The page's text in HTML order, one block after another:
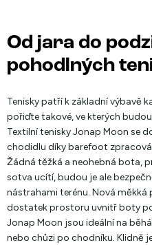
Od jara do
pohodlných
Tenisky patří k základní výbavě
pořiďte takové, ve kterých
Textilní tenisky Jonap Moon se
chodidlu díky barefoot
Žádná těžká a neohebná bota,
sotva ucítí, budou je ale
nástrahami terénu. Nová měkká
dostatek prostoru uvnitř boty
Jonap Moon jsou ideální na
nebo chůzi po chodníku. Klidně